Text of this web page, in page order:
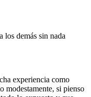
los demás sin nada
experiencia como
modestamente, si pienso